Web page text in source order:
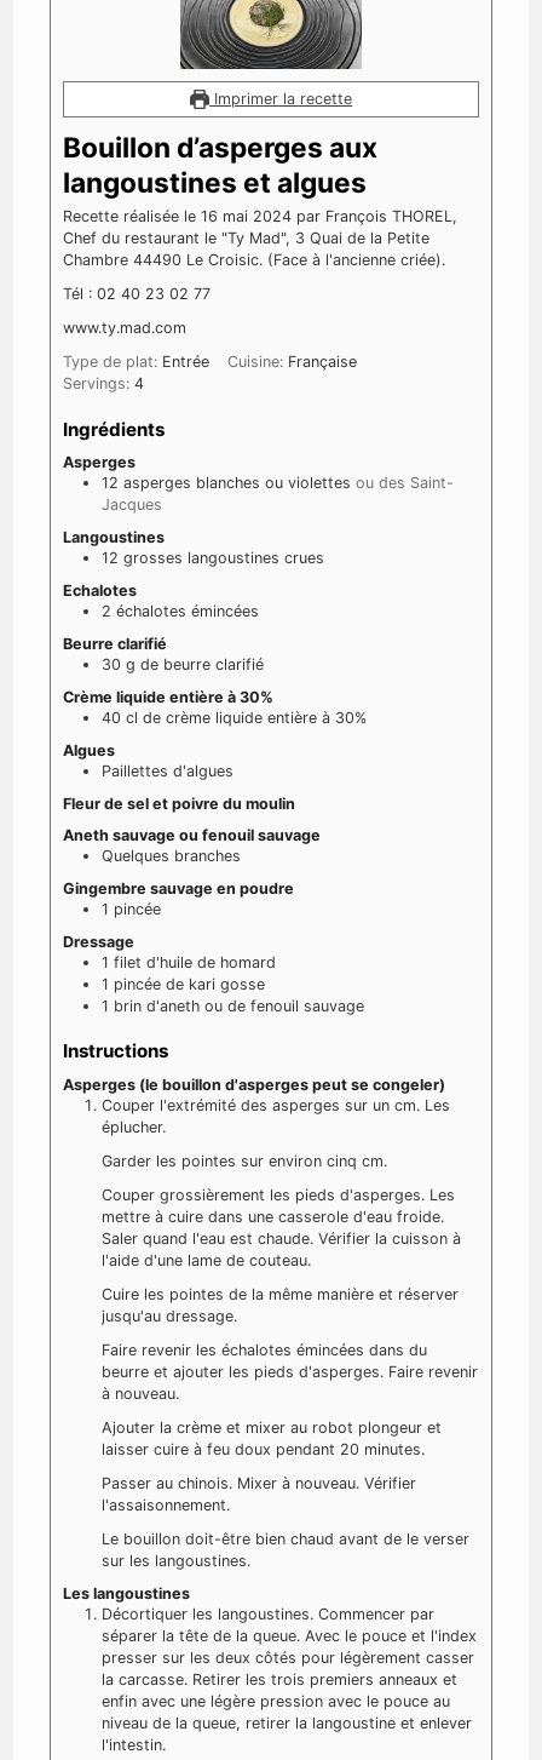
Imprimer la recette
Bouillon d’asperges aux
langoustines et algues
Recette réalisée le 16 mai 2024 par François THOREL,
Chef du restaurant le "Ty Mad", 3 Quai de la Petite
Chambre 44490 Le Croisic. (Face à l'ancienne criée).
Tél : 02 40 23 02 77
www.ty.mad.com
Type de plat: Entrée Cuisine: Française
Servings:4
Ingrédients
Asperges
12 asperges blanches ou violettes ou des Saint-
Jacques
Langoustines
12 grosses langoustines crues
Echalotes
2 échalotes émincées
Beurre clarifié
30 g de beurre clarifié
Crème liquide entière à 30%
40 cl de crème liquide entière à 30%
Algues
Paillettes d'algues
Fleur de sel et poivre du moulin
Aneth sauvage ou fenouil sauvage
Quelques branches
Gingembre sauvage en poudre
1 pincée
Dressage
1 filet d'huile de homard
1 pincée de kari gosse
1 brin d'aneth ou de fenouil sauvage
Instructions
Asperges (le bouillon d'asperges peut se congeler)
Couper l'extrémité des asperges sur un cm. Les
éplucher.
Garder les pointes sur environ cinq cm.
Couper grossièrement les pieds d'asperges. Les
mettre à cuire dans une casserole d'eau froide.
Saler quand l'eau est chaude. Vérifier la cuisson à
l'aide d'une lame de couteau.
Cuire les pointes de la même manière et réserver
jusqu'au dressage.
Faire revenir les échalotes émincées dans du
beurre et ajouter les pieds d'asperges. Faire revenir
à nouveau.
Ajouter la crème et mixer au robot plongeur et
laisser cuire à feu doux pendant 20 minutes.
Passer au chinois. Mixer à nouveau. Vérifier
l'assaisonnement.
Le bouillon doit-être bien chaud avant de le verser
sur les langoustines.
Les langoustines
Décortiquer les langoustines. Commencer par
séparer la tête de la queue. Avec le pouce et l'index
presser sur les deux côtés pour légèrement casser
la carcasse. Retirer les trois premiers anneaux et
enfin avec une légère pression avec le pouce au
niveau de la queue, retirer la langoustine et enlever
l'intestin.